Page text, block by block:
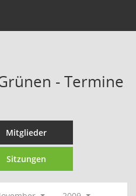
- Termine
Mitglieder
Sitzungen